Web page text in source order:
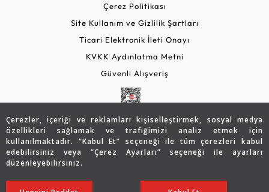
Çerezler, içeriği ve reklamları kişiselleştirmek, sosyal medya
özellikleri sağlamak ve trafiğimizi analiz etmek için
kullanılmaktadır. “Kabul Et” seçeneği ile tüm çerezleri kabul
edebilirsiniz veya “Çerez Ayarları” seçeneği ile ayarları
düzenleyebilirsiniz.
Çerez Politikası
Site Kullanım ve Gizlilik Şartları
Ticari Elektronik İleti Onayı
KVKK Aydınlatma Metni
Güvenli Alışveriş